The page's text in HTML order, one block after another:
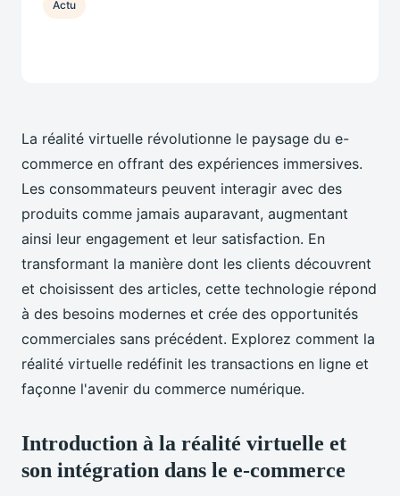
La réalité virtuelle révolutionne le paysage du e-
commerce en offrant des expériences immersives.
Les consommateurs peuvent interagir avec des
produits comme jamais auparavant, augmentant
ainsi leur engagement et leur satisfaction. En
transformant la manière dont les clients découvrent
et choisissent des articles, cette technologie répond
à des besoins modernes et crée des opportunités
commerciales sans précédent. Explorez comment la
réalité virtuelle redéfinit les transactions en ligne et
façonne l'avenir du commerce numérique.
Introduction à la réalité virtuelle et
son intégration dans le e-commerce
Actu